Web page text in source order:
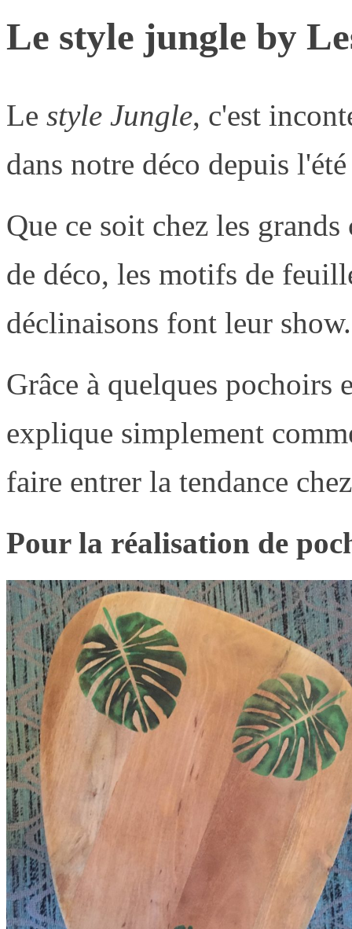
Le style jungle by
Le style Jungle, c'est
dans notre déco depuis
Que ce soit chez les
de déco, les motifs de
déclinaisons font leur show.
Grâce à quelques pochoirs
explique simplement
faire entrer la tendance
Pour la réalisation de